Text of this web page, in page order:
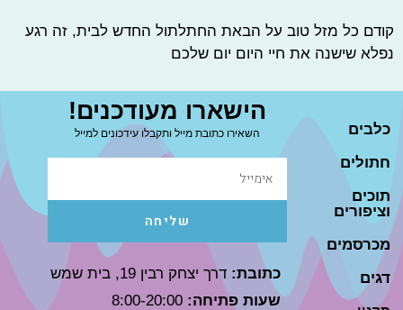
קודם כל מזל טוב על הבאת החתלתול החדש לבית, זה רגע
נפלא שישנה את חיי היום יום שלכם
כלבים
חתולים
תוכים
וציפורים
מכרסמים
דגים
הישארו מעודכנים!
השאירו כתובת מייל ותקבלו עידכונים למייל
שליחה
כתובת: דרך יצחק רבין 19, בית שמש
שעות פתיחה: